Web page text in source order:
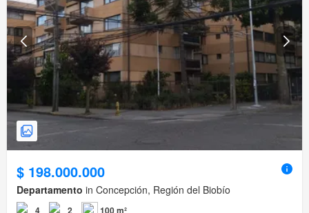
$ 198.000.000
Departamento in Concepción, Región del Biobío
4 2 100 m²